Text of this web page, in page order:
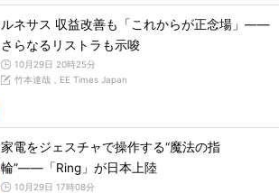
ルネサス 収益改善も「これからが正念場」――
さらなるリストラも示唆
10月29日 20時25分
竹本達哉，EE Times Japan
家電をジェスチャで操作する“魔法の指
輪”――「Ring」が日本上陸
10月29日 17時08分